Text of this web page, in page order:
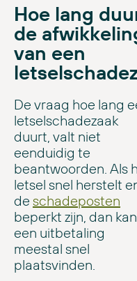
Hoe lang
de
van een
De vraag hoe lang
letselschadezaak
duurt, valt niet
eenduidig te
beantwoorden. Als
letsel snel herstelt
de schadeposten
beperkt zijn, dan kan
een uitbetaling
meestal snel
plaatsvinden.